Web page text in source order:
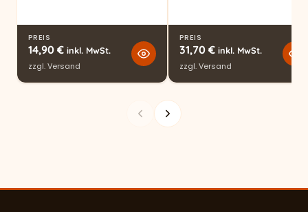
PREIS
14,90 € inkl. MwSt.
zzgl.Versand
PREIS
31,70 € inkl. MwSt.
zzgl.Versand